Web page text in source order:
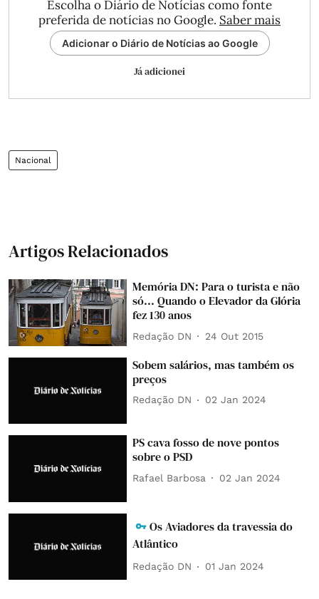
Escolha o Diário de Notícias como fonte
preferida de notícias no Google. Saber mais
Adicionar o Diário de Notícias ao Google
Já adicionei
Nacional
Artigos Relacionados
Memória DN: Para o turista e não
só... Quando o Elevador da Glória
fez 130 anos
Redação DN 24 Out 2015
Sobem salários, mas também os
preços
Redação DN 02 Jan 2024
PS cava fosso de nove pontos
sobre o PSD
Rafael Barbosa 02 Jan 2024
Os Aviadores da travessia do
Atlântico
Redação DN 01 Jan 2024